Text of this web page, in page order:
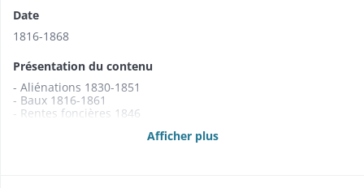
Date
1816-1868
Présentation du contenu
- Aliénations 1830-1851
- Baux 1816-1861
- Rentes foncières 1846
1840, 1860-1864, 1866-1868Afficher plus